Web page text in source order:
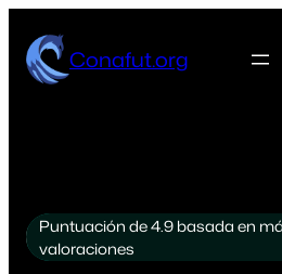
contenidoConafut.org
Puntuación de 4.9 basada en
valoraciones